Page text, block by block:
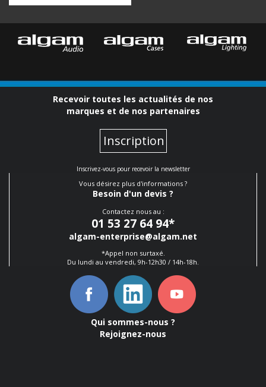
Recevoir toutes les actualités de nos
marques et de nos partenaires
Inscription
Inscrivez-vous pour recevoir la newsletter
Vous désirez plus d'informations ?
Besoin d'un devis ?
Contactez nous au :
01 53 27 64 94*
algam-enterprise@algam.net
*Appel non surtaxé.
Du lundi au vendredi, 9h-12h30 / 14h-18h.
Qui sommes-nous ?
Rejoignez-nous